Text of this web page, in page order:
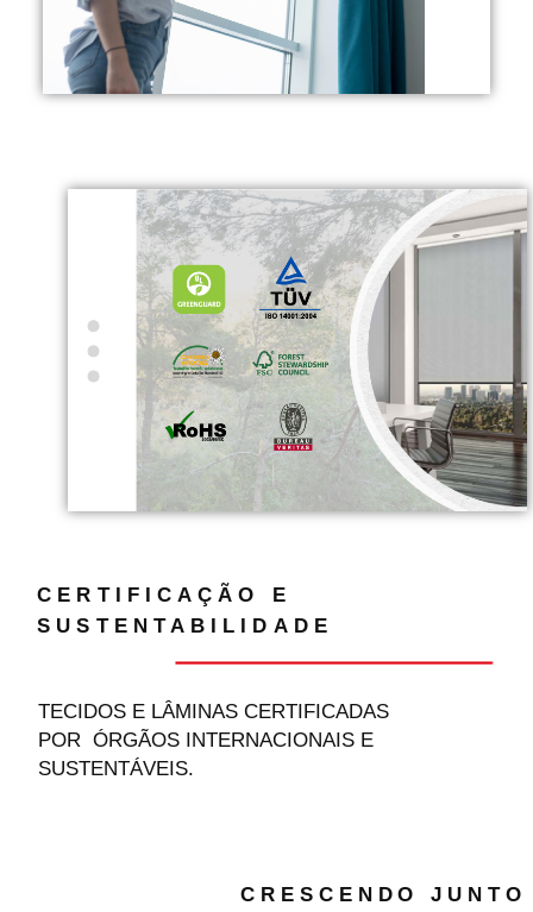
CERTIFICAÇÃO E
SUSTENTABILIDADE
TECIDOS E LÂMINAS CERTIFICADAS
PORÓRGÃOS INTERNACIONAIS E
SUSTENTÁVEIS.
CRESCENDO JUNTO